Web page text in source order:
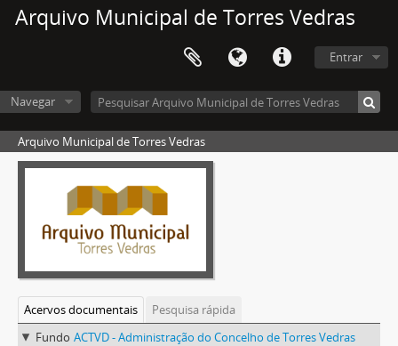
Arquivo Municipal de Torres Vedras
Entrar
Navegar
Arquivo Municipal de Torres Vedras
Acervos documentais
Pesquisa rápida
Fundo ACTVD - Administração do Concelho de Torres Vedras